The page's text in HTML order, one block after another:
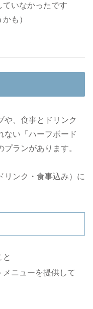
いなかったです
も）
や、食事とドリンク
ない「ハーフボード
プランがあります。
リンク・食事込み）に
と
メニューを提供して